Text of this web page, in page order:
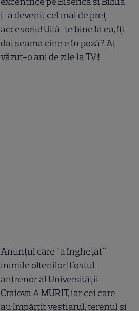
i-a devenit cel mai de preț
accesoriu! Uită-te bine la ea, îți
dai seama cine e în poză? Ai
văzut-o ani de zile la TV!!
Anunțul care "a înghețat"
inimile oltenilor! Fostul
antrenor al Universității
Craiova A MURIT, iar cei care
au împărțit vestiarul, terenul și